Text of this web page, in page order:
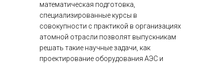
математическая подготовка,
специализированные курсы в
совокупности с практикой в организациях
атомной отрасли позволят выпускникам
решать такие научные задачи, как
проектирование оборудования АЭС и